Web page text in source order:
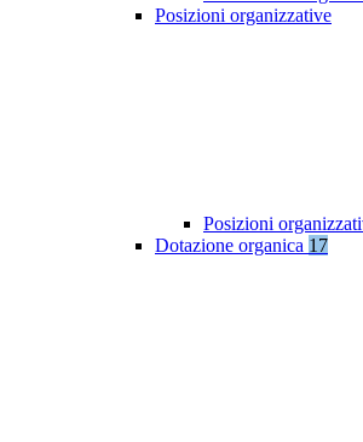
Posizioni organizzative
Posizioni
Dotazione organica 17